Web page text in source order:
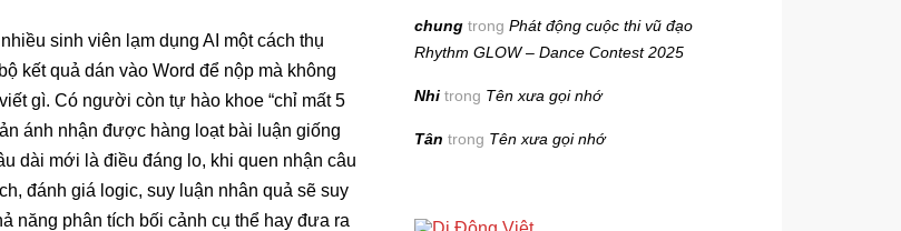
sinh viên lạm dụng AI một cách thụ
kết quả dán vào Word để nộp mà không
gì. Có người còn tự hào khoe “chỉ mất 5
ánh nhận được hàng loạt bài luận giống
dài mới là điều đáng lo, khi quen nhận câu
đánh giá logic, suy luận nhân quả sẽ suy
năng phân tích bối cảnh cụ thể hay đưa ra
chung trongPhát động cuộc thi vũ đạo
Rhythm GLOW – Dance Contest 2025
Nhi trong Tên xưa gọi nhớ
Tân trong Tên xưa gọi nhớ